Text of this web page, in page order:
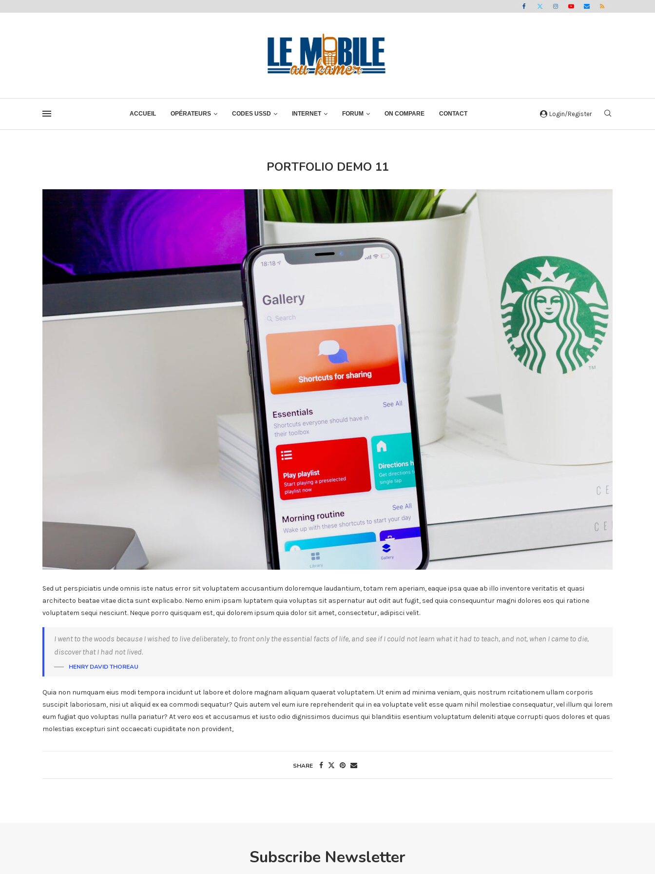
ACCUEIL OPÉRATEURS CODES USSD INTERNET FORUM ON COMPARE CONTACT Login/Register
PORTFOLIO DEMO 11
Sed ut perspiciatis unde omnis iste natus error sit voluptatem accusantium doloremque laudantium, totam rem aperiam, eaque ipsa quae ab illo inventore veritatis et quasi
architecto beatae vitae dicta sunt explicabo. Nemo enim ipsam luptatem quia voluptas sit aspernatur aut odit aut fugit, sed quia consequuntur magni dolores eos qui ratione
voluptatem sequi nesciunt. Neque porro quisquam est, qui dolorem ipsum quia dolor sit amet, consectetur, adipisci velit.
I went to the woods because I wished to live deliberately, to front only the essential facts of life, and see if I could not learn what it had to teach, and not, when I came to die,
discover that I had not lived.
HENRY DAVID THOREAU
Quia non numquam eius modi tempora incidunt ut labore et dolore magnam aliquam quaerat voluptatem. Ut enim ad minima veniam, quis nostrum rcitationem ullam corporis
suscipit laboriosam, nisi ut aliquid ex ea commodi sequatur? Quis autem vel eum iure reprehenderit qui in ea voluptate velit esse quam nihil molestiae consequatur, vel illum qui lorem
eum fugiat quo voluptas nulla pariatur? At vero eos et accusamus et iusto odio dignissimos ducimus qui blanditiis esentium voluptatum deleniti atque corrupti quos dolores et quas
molestias excepturi sint occaecati cupiditate non provident,
SHARE
Subscribe Newsletter